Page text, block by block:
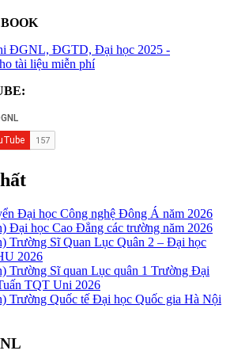
ĐGNL, ĐGTD, Đại học 2025 -
tài liệu miễn phí
Đại học Công nghệ Đông Á năm 2026
Đại học Cao Đẳng các trường năm 2026
Trường Sĩ Quan Lục Quân 2 – Đại học
2026
Trường Sĩ quan Lục quân 1 Trường Đại
TQT Uni 2026
Trường Quốc tế Đại học Quốc gia Hà Nội